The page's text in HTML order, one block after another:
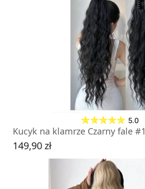
DO KOSZYKA
5.0
Kucyk na klamrze Czarny fale #1
Cena
149,90 zł